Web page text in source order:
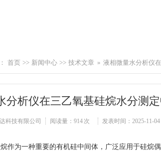
首页 >> 新闻中心 >> 技术文章 » 液相微量水分析仪
分析仪在三乙氧基硅烷水分测
科技有限公司 阅读量： 914 次 发表时间：2025-11-04
作为一种重要的有机硅中间体，广泛应用于硅烷